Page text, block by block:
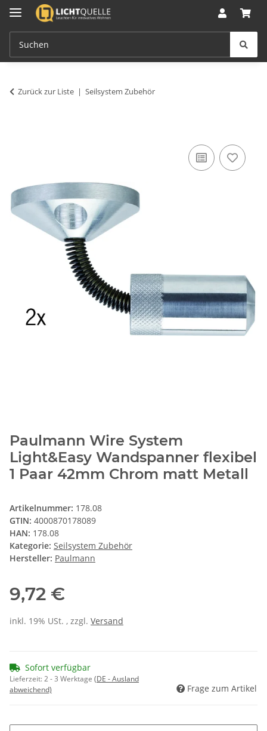
Zurück zur Liste Seilsystem Zubehör
Paulmann Wire System
Light&Easy Wandspanner flexibel
1 Paar 42mm Chrom matt Metall
Artikelnummer: 178.08
GTIN: 4000870178089
HAN: 178.08
Kategorie: Seilsystem Zubehör
Hersteller: Paulmann
9,72 €
inkl. 19% USt. , zzgl. Versand
Sofort verfügbar
Lieferzeit:2 - 3 Werktage (DE - Ausland
abweichend)
Frage zum Artikel